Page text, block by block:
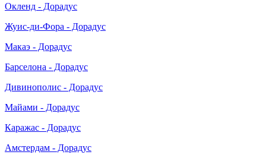
Окленд - Дорадус
Жуис-ди-Фора - Дорадус
Макаэ - Дорадус
Барселона - Дорадус
Дивинополис - Дорадус
Майами - Дорадус
Каражас - Дорадус
Амстердам - Дорадус